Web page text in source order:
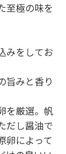
至極の味を
みをしてお
旨みと香り
を厳選。帆
だし醤油で
卵によって